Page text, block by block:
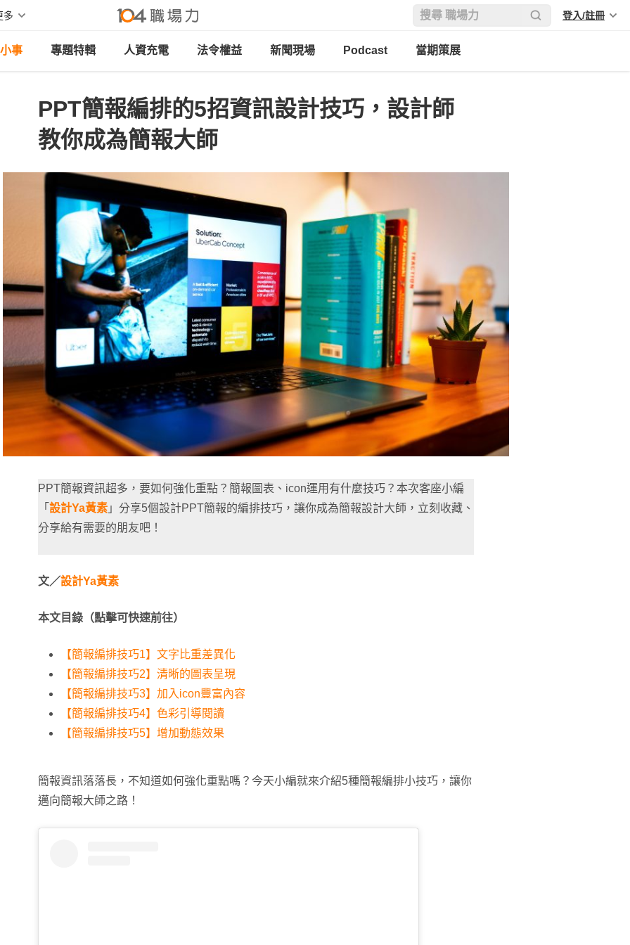
多 登入/註冊
事 專題特輯 人資充電 法令權益 新聞現場 Podcast 當期策展
PPT簡報編排的5招資訊設計技巧，設計師
教你成為簡報大師
PPT簡報資訊超多，要如何強化重點？簡報圖表、icon運用有什麼技巧？本次客座小編
「 設計Ya黃素 」分享5個設計PPT簡報的編排技巧，讓你成為簡報設計大師，立刻收藏、
分享給有需要的朋友吧！
文／設計Ya黃素
本文目錄（點擊可快速前往）
【簡報編排技巧1】文字比重差異化
【簡報編排技巧2】清晰的圖表呈現
【簡報編排技巧3】加入icon豐富內容
【簡報編排技巧4】色彩引導閱讀
【簡報編排技巧5】增加動態效果
簡報資訊落落長，不知道如何強化重點嗎？今天小編就來介紹5種簡報編排小技巧，讓你
邁向簡報大師之路！